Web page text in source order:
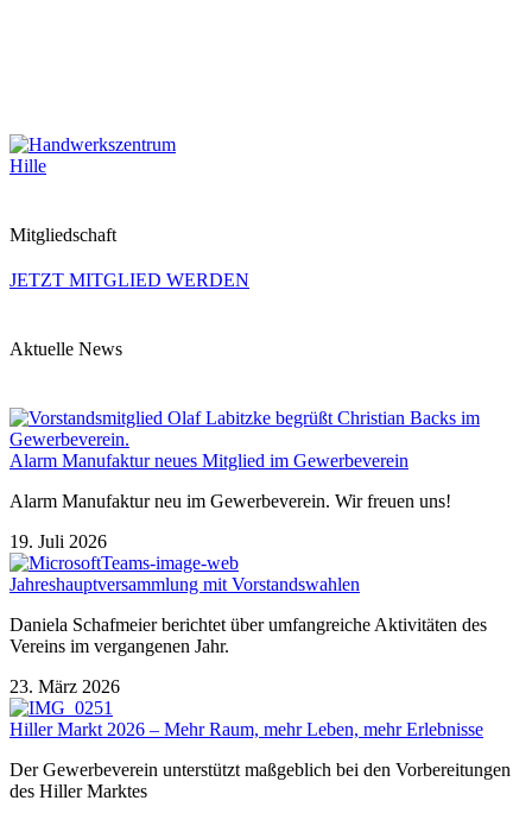
Mitgliedschaft
JETZT MITGLIED WERDEN
Aktuelle News
Alarm Manufaktur neues Mitglied im Gewerbeverein
Alarm Manufaktur neu im Gewerbeverein. Wir freuen uns!
19. Juli 2026
Jahreshauptversammlung mit Vorstandswahlen
Daniela Schafmeier berichtet über umfangreiche Aktivitäten des
Vereins im vergangenen Jahr.
23. März 2026
Hiller Markt 2026 – Mehr Raum, mehr Leben, mehr Erlebnisse
Der Gewerbeverein unterstützt maßgeblich bei den Vorbereitungen
des Hiller Marktes